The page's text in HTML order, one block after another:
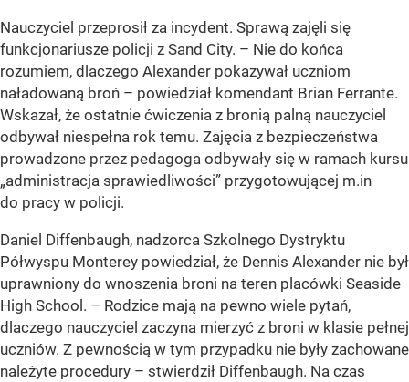
Nauczyciel przeprosił za incydent. Sprawą zajęli się
funkcjonariusze policji z Sand City. – Nie do końca
rozumiem, dlaczego Alexander pokazywał uczniom
naładowaną broń – powiedział komendant Brian Ferrante.
Wskazał, że ostatnie ćwiczenia z bronią palną nauczyciel
odbywał niespełna rok temu. Zajęcia z bezpieczeństwa
prowadzone przez pedagoga odbywały się w ramach kursu
„administracja sprawiedliwości” przygotowującej m.in
do pracy w policji.
Daniel Diffenbaugh, nadzorca Szkolnego Dystryktu
Półwyspu Monterey powiedział, że Dennis Alexander nie był
uprawniony do wnoszenia broni na teren placówki Seaside
High School. – Rodzice mają na pewno wiele pytań,
dlaczego nauczyciel zaczyna mierzyć z broni w klasie pełnej
uczniów. Z pewnością w tym przypadku nie były zachowane
należyte procedury – stwierdził Diffenbaugh. Na czas